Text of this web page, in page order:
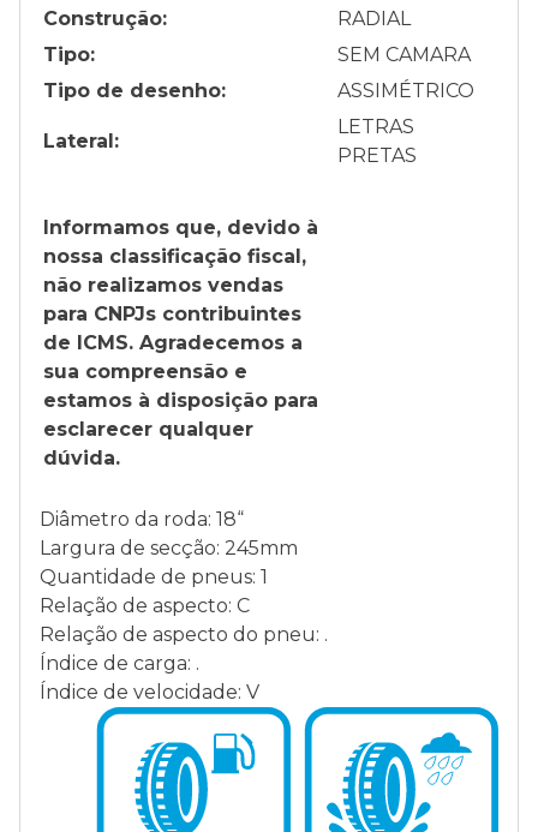
Construção:
RADIAL
Tipo:
SEM CAMARA
Tipo de desenho:
ASSIMÉTRICO
Lateral:
LETRAS
PRETAS
Informamos que, devido à
nossa classificação fiscal,
não realizamos vendas
para CNPJs contribuintes
de ICMS. Agradecemos a
sua compreensão e
estamos à disposição para
esclarecer qualquer
dúvida.
Diâmetro da roda: 18“
Largura de secção: 245mm
Quantidade de pneus: 1
Relação de aspecto: C
Relação de aspecto do pneu: .
Índice de carga: .
Índice de velocidade: V